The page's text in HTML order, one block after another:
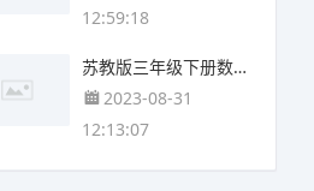
12:59:18
苏教版三年级下册数学第六单元思维导图(4张精选版)
2023-08-31
12:13:07